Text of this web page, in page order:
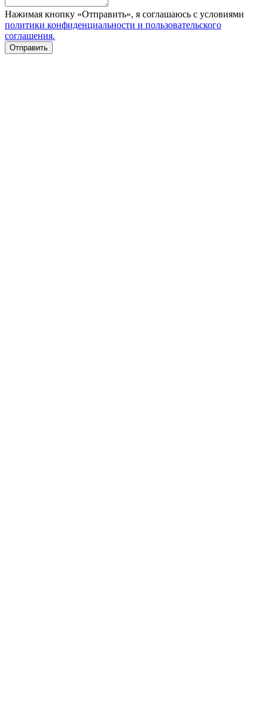
Нажимая кнопку «Отправить», я соглашаюсь с условиями
политики конфиденциальности и пользовательского
соглашения.
Отправить